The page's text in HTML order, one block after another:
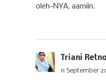
oleh-NYA, aamiin.
Triani
11 September